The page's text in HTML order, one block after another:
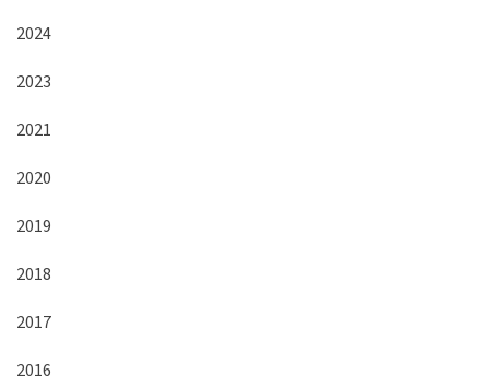
2024
2023
2021
2020
2019
2018
2017
2016